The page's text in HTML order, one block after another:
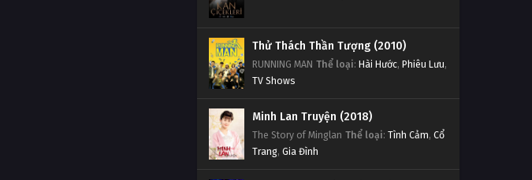
Thử Thách Thần Tượng (2010)
RUNNING MAN Thể loại: Hài Hước, Phiêu Lưu,
TV Shows
Minh Lan Truyện (2018)
The Story of Minglan Thể loại: Tình Cảm, Cổ
Trang, Gia Đình